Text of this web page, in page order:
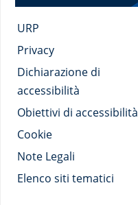
URP
Privacy
Dichiarazione di
accessibilità
Obiettivi di accessibilità
Cookie
Note Legali
Elenco siti tematici